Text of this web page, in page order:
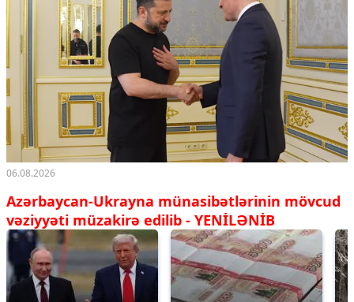
06.08.2026
Azərbaycan-Ukrayna münasibətlərinin mövcud
vəziyyəti müzakirə edilib - YENİLƏNİB